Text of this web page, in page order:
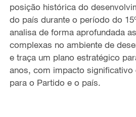
posição histórica do
do país durante o período do
analisa de forma aprofundada
complexas no ambiente de
e traça um plano estratégico
anos, com impacto significativo
para o Partido e o país.